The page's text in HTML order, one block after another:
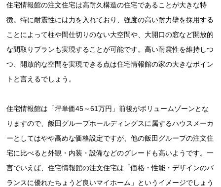
住宅情報館の注文住宅は高耐久構造の住宅であることが大きな特
徴。特に耐震性には力を入れており、強度の高い耐力壁を採用する
ことによって柱や間仕切りのない大空間や、大開口の窓など開放的
な間取りプランも実現することが可能です。高い耐震性を維持しつ
つ、開放的な空間を実現できる点は住宅情報館の家の大きなポイン
トと言えるでしょう。
住宅情報館は「坪単価45～61万円」前後がボリュームゾーンとな
りますので、飯田グループホールディングスに属するハウスメーカ
ーとしてはやや高めな価格設定ですが、他の飯田グループの注文住
宅に比べると外観・内装・設備などのグレードも高いようです。一
言でいえば、住宅情報館の注文住宅は「価格・性能・デザインのバ
ランスに優れたちょうど良いマイホーム」というイメージでしょう